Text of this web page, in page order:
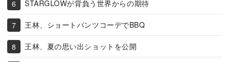
STARGLOWが背負う世界からの期待
王林、ショートパンツコーデでBBQ
王林、夏の思い出ショットを公開